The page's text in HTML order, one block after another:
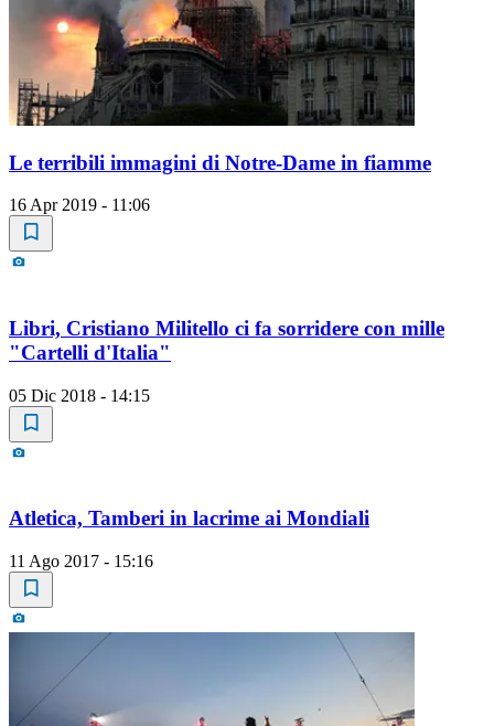
Le terribili immagini di Notre-Dame in fiamme
16 Apr 2019 - 11:06
Libri, Cristiano Militello ci fa sorridere con mille
"Cartelli d'Italia"
05 Dic 2018 - 14:15
Atletica, Tamberi in lacrime ai Mondiali
11 Ago 2017 - 15:16